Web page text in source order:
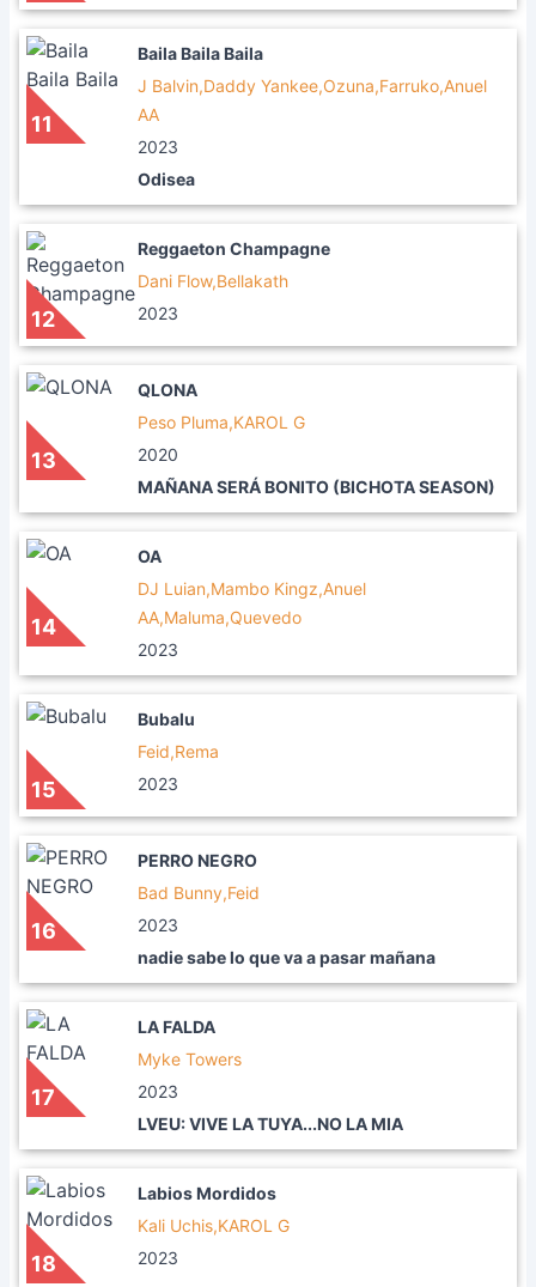
11
Baila Baila Baila
J Balvin,Daddy Yankee,Ozuna,Farruko,Anuel
AA
2023
Odisea
12
Reggaeton Champagne
Dani Flow,Bellakath
2023
13
QLONA
Peso Pluma,KAROL G
2020
MAÑANA SERÁ BONITO (BICHOTA SEASON)
14
OA
DJ Luian,Mambo Kingz,Anuel
AA,Maluma,Quevedo
2023
15
Bubalu
Feid,Rema
2023
16
PERRO NEGRO
Bad Bunny,Feid
2023
nadie sabe lo que va a pasar mañana
17
LA FALDA
Myke Towers
2023
LVEU: VIVE LA TUYA...NO LA MIA
18
Labios Mordidos
Kali Uchis,KAROL G
2023